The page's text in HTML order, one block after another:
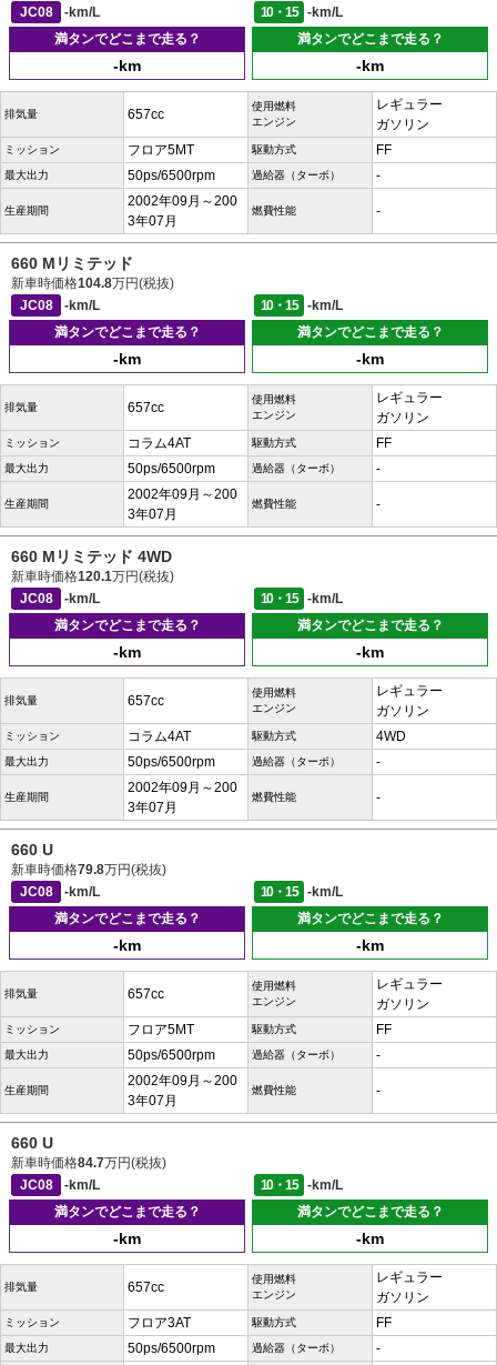
JC08
-km/L 10・15
-km/L
満タンでどこまで走る？
-km
満タンでどこまで走る？
-km
排気量 657cc
使用燃料
エンジン
レギュラー
ガソリン
ミッション フロア5MT 駆動方式 FF
最大出力 50ps/6500rpm 過給器（ターボ） -
生産期間
2002年09月～200
3年07月
燃費性能 -
660 Mリミテッド
新車時価格104.8万円(税抜)
JC08
-km/L 10・15
-km/L
満タンでどこまで走る？
-km
満タンでどこまで走る？
-km
排気量 657cc
使用燃料
エンジン
レギュラー
ガソリン
ミッション コラム4AT 駆動方式 FF
最大出力 50ps/6500rpm 過給器（ターボ） -
生産期間
2002年09月～200
3年07月
燃費性能 -
660 Mリミテッド 4WD
新車時価格120.1万円(税抜)
JC08
-km/L 10・15
-km/L
満タンでどこまで走る？
-km
満タンでどこまで走る？
-km
排気量 657cc
使用燃料
エンジン
レギュラー
ガソリン
ミッション コラム4AT 駆動方式 4WD
最大出力 50ps/6500rpm 過給器（ターボ） -
生産期間
2002年09月～200
3年07月
燃費性能 -
660 U
新車時価格79.8万円(税抜)
JC08
-km/L 10・15
-km/L
満タンでどこまで走る？
-km
満タンでどこまで走る？
-km
排気量 657cc
使用燃料
エンジン
レギュラー
ガソリン
ミッション フロア5MT 駆動方式 FF
最大出力 50ps/6500rpm 過給器（ターボ） -
生産期間
2002年09月～200
3年07月
燃費性能 -
660 U
新車時価格84.7万円(税抜)
JC08
-km/L 10・15
-km/L
満タンでどこまで走る？
-km
満タンでどこまで走る？
-km
排気量 657cc
使用燃料
エンジン
レギュラー
ガソリン
ミッション フロア3AT 駆動方式 FF
最大出力 50ps/6500rpm 過給器（ターボ） -